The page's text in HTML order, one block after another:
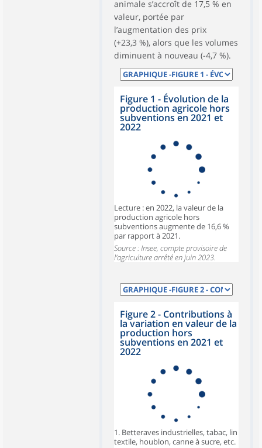
animale s’accroît de 17,5 % en
valeur, portée par
l’augmentation des prix
(+23,3 %), alors que les volumes
diminuent à nouveau (-4,7 %).
Figure 1 - Évolution de la
production agricole hors
subventions en 2021 et
2022
Lecture : en 2022, la valeur de la
production agricole hors
subventions augmente de 16,6 %
par rapport à 2021.
Source : Insee, compte provisoire de
l’agriculture arrêté en juin 2023.
Figure 2 - Contributions à
la variation en valeur de la
production hors
subventions en 2021 et
2022
1. Betteraves industrielles, tabac, lin
textile, houblon, canne à sucre, etc.